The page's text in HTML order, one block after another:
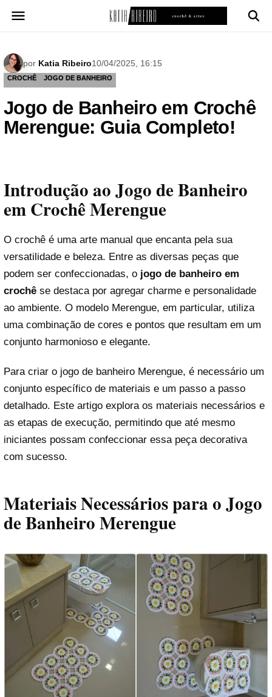
para
por Katia Ribeiro10/04/2025, 16:15
CROCHÊ JOGO DE BANHEIRO
Jogo de Banheiro em Crochê
Merengue: Guia Completo!
Introdução ao Jogo de Banheiro
em Crochê Merengue
O crochê é uma arte manual que encanta pela sua
versatilidade e beleza. Entre as diversas peças que
podem ser confeccionadas, o jogo de banheiro em
crochê se destaca por agregar charme e personalidade
ao ambiente. O modelo Merengue, em particular, utiliza
uma combinação de cores e pontos que resultam em um
conjunto harmonioso e elegante.
Para criar o jogo de banheiro Merengue, é necessário um
conjunto específico de materiais e um passo a passo
detalhado. Este artigo explora os materiais necessários e
as etapas de execução, permitindo que até mesmo
iniciantes possam confeccionar essa peça decorativa
com sucesso.
Materiais Necessários para o Jogo
de Banheiro Merengue